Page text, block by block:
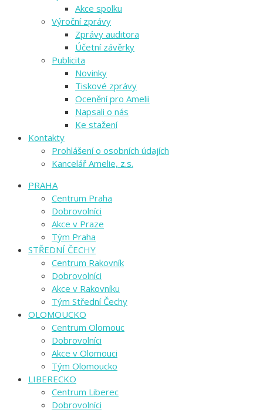
Akce spolku
Výroční zprávy
Zprávy auditora
Účetní závěrky
Publicita
Novinky
Tiskové zprávy
Ocenění pro Amelii
Napsali o nás
Ke stažení
Kontakty
Prohlášení o osobních údajích
Kancelář Amelie, z.s.
PRAHA
Centrum Praha
Dobrovolníci
Akce v Praze
Tým Praha
STŘEDNÍ ČECHY
Centrum Rakovník
Dobrovolníci
Akce v Rakovníku
Tým Střední Čechy
OLOMOUCKO
Centrum Olomouc
Dobrovolníci
Akce v Olomouci
Tým Olomoucko
LIBERECKO
Centrum Liberec
Dobrovolníci